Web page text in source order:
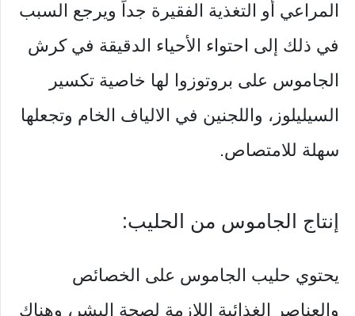
المراعي أو التغذية الفقيرة جداً ويرجع السبب
في ذلك إلى احتواء الأحياء الدقيقة في كرش
الجاموس على بروتوزوا لها خاصية تكسير
السيليلوز، واللجنين في الالياف الخام وتجعلها
سهلة للامتصاص.
إنتاج الجاموس من الحليب:
يحتوي حليب الجاموس على الخصائص
والعناصر الغذائية اللازمة لصحة البشر، وهناك